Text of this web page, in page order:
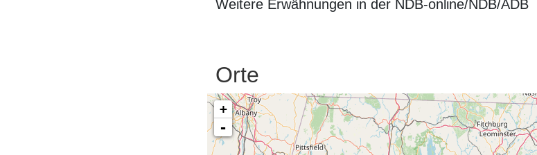
Weitere Erwähnungen in der NDB-online/NDB/ADB
Orte
+
-